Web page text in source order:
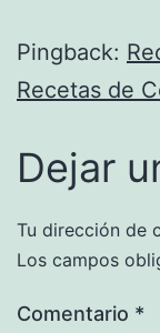
Pingback:
Recetas de
Dejar
Tu dirección de
Los campos
Comentario *